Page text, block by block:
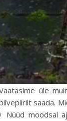
üle
saada.
moodsal